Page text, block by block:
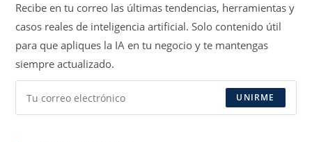
pestañapestañapestaña
Recibe en tu correo las últimas tendencias, herramientas y
casos reales de inteligencia artificial. Solo contenido útil
para que apliques la IA en tu negocio y te mantengas
siempre actualizado.
UNIRME